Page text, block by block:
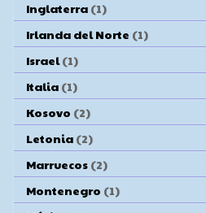
Inglaterra (1)
Irlanda del Norte (1)
Israel (1)
Italia (1)
Kosovo (2)
Letonia (2)
Marruecos (2)
Montenegro (1)